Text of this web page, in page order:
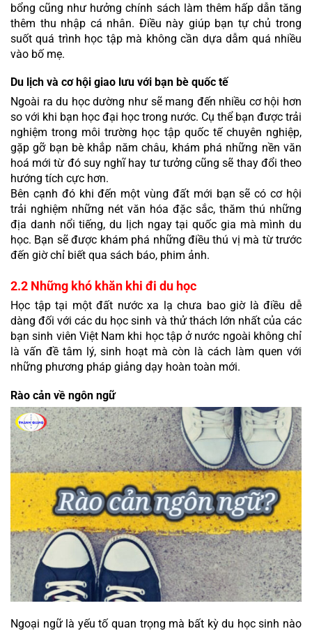
bổng cũng như hưởng chính sách làm thêm hấp dẫn tăng
thêm thu nhập cá nhân. Điều này giúp bạn tự chủ trong
suốt quá trình học tập mà không cần dựa dẫm quá nhiều
vào bố mẹ.
Du lịch và cơ hội giao lưu với bạn bè quốc tế
Ngoài ra du học dường như sẽ mang đến nhiều cơ hội hơn
so với khi bạn học đại học trong nước. Cụ thể bạn được trải
nghiệm trong môi trường học tập quốc tế chuyên nghiệp,
gặp gỡ bạn bè khắp năm châu, khám phá những nền văn
hoá mới từ đó suy nghĩ hay tư tưởng cũng sẽ thay đổi theo
hướng tích cực hơn.
Bên cạnh đó khi đến một vùng đất mới bạn sẽ có cơ hội
trải nghiệm những nét văn hóa đặc sắc, thăm thú những
địa danh nổi tiếng, du lịch ngay tại quốc gia mà mình du
học. Bạn sẽ được khám phá những điều thú vị mà từ trước
đến giờ chỉ biết qua sách báo, phim ảnh.
2.2 Những khó khăn khi đi du học
Học tập tại một đất nước xa lạ chưa bao giờ là điều dễ
dàng đối với các du học sinh và thử thách lớn nhất của các
bạn sinh viên Việt Nam khi học tập ở nước ngoài không chỉ
là vấn đề tâm lý, sinh hoạt mà còn là cách làm quen với
những phương pháp giảng dạy hoàn toàn mới.
Rào cản về ngôn ngữ
Ngoại ngữ là yếu tố quan trọng mà bất kỳ du học sinh nào